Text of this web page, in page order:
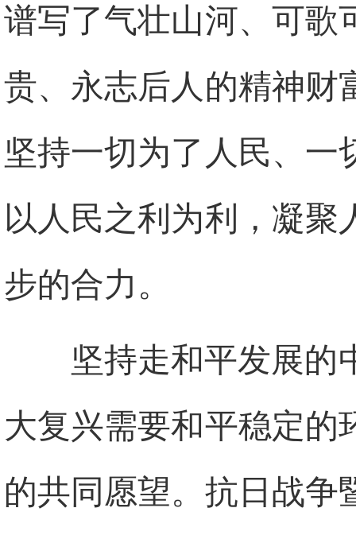
谱写了气壮山河、可歌
贵、永志后人的精神财
坚持一切为了人民、一
以人民之利为利，凝聚
步的合力。
坚持走和平发展的
大复兴需要和平稳定的
的共同愿望。抗日战争